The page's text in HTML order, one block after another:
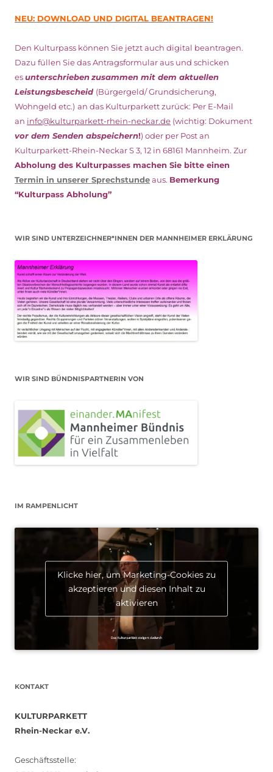
NEU: DOWNLOAD UND DIGITAL BEANTRAGEN!
Den Kulturpass können Sie jetzt auch digital beantragen.
Dazu füllen Sie das Antragsformular aus und schicken
esunterschriebenzusammen mit dem aktuellen
Leistungsbescheid (Bürgergeld/ Grundsicherung,
Wohngeld etc.) an das Kulturparkett zurück: Per E-Mail
an info@kulturparkett-rhein-neckar.de (wichtig: Dokument
vor dem Senden abspeichern!) oder per Post an
Kulturparkett-Rhein-Neckar S 3, 12 in 68161 Mannheim. Zur
Abholung des Kulturpasses machen Sie bitte einen
Termin in unserer Sprechstundeaus. Bemerkung
“Kulturpass Abholung”
WIR SIND UNTERZEICHNER*INNEN DER MANNHEIMER ERKLÄRUNG
WIR SIND BÜNDNISPARTNERIN VON
IM RAMPENLICHT
Klicke hier, um Marketing-Cookies zu
akzeptieren und diesen Inhalt zu
aktivieren
KONTAKT
KULTURPARKETT
Rhein-Neckar e.V.
Geschäftsstelle: